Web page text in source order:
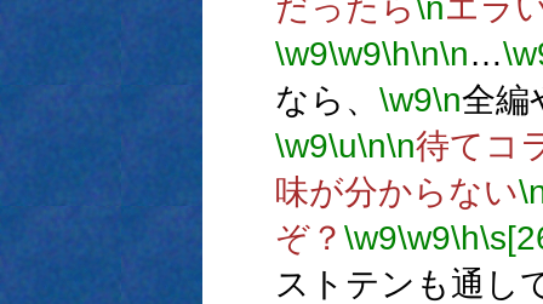
\w9\w9\h\n\n…
なら、 \w9\n全編
\w9\u\n\n待てコ
味が分からない
ぞ？ \w9\w9\h
ストテンも通し